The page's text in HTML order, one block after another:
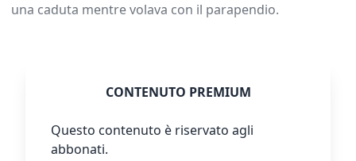
una caduta mentre volava con il parapendio.
CONTENUTO PREMIUM
Questo contenuto è riservato agli
abbonati.